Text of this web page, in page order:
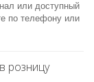
или доступный
по телефону или
розницу